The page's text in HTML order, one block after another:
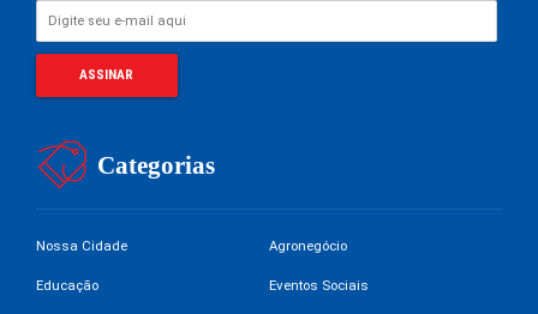
Categorias
Nossa Cidade Agronegócio
Educação Eventos Sociais